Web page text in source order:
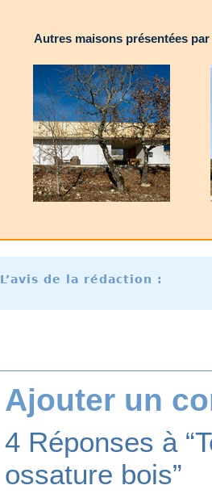
Autres maisons présentées par
L’avis de la rédaction :
Ajouter un
4 Réponses à
ossature bois”